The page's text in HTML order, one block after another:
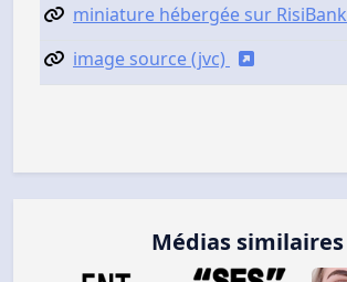
miniature hébergée sur RisiBank
image source (jvc)
Médias similaires